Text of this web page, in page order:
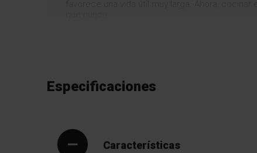
Especificaciones
Características